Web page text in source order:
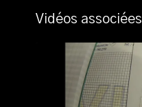
Vidéos associées